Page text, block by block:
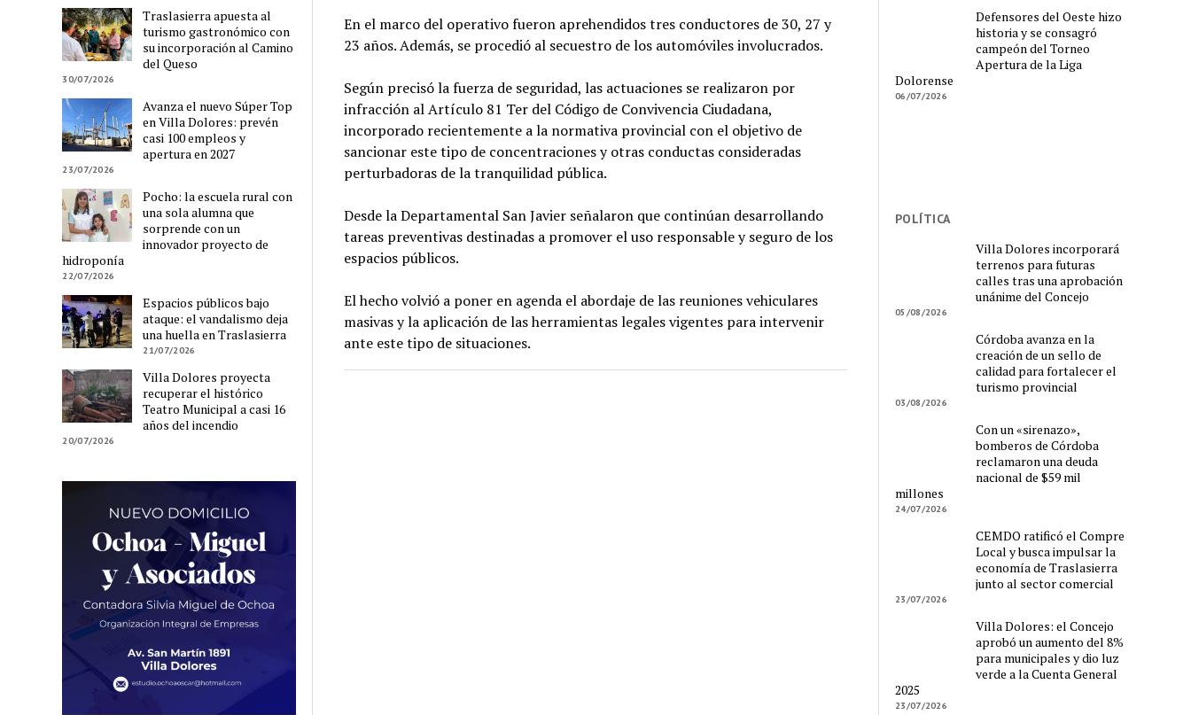
Traslasierra apuesta al
turismo gastronómico con
su incorporación al Camino
del Queso
30/07/2026
Avanza el nuevo Súper Top
en Villa Dolores: prevén
casi 100 empleos y
apertura en 2027
23/07/2026
Pocho: la escuela rural con
una sola alumna que
sorprende con un
innovador proyecto de
hidroponía
22/07/2026
Espacios públicos bajo
ataque: el vandalismo deja
una huella en Traslasierra
21/07/2026
Villa Dolores proyecta
recuperar el histórico
Teatro Municipal a casi 16
años del incendio
20/07/2026
En el marco del operativo fueron aprehendidos tres conductores de 30, 27 y
23 años. Además, se procedió al secuestro de los automóviles involucrados.
Según precisó la fuerza de seguridad, las actuaciones se realizaron por
infracción al Artículo 81 Ter del Código de Convivencia Ciudadana,
incorporado recientemente a la normativa provincial con el objetivo de
sancionar este tipo de concentraciones y otras conductas consideradas
perturbadoras de la tranquilidad pública.
Desde la Departamental San Javier señalaron que continúan desarrollando
tareas preventivas destinadas a promover el uso responsable y seguro de los
espacios públicos.
El hecho volvió a poner en agenda el abordaje de las reuniones vehiculares
masivas y la aplicación de las herramientas legales vigentes para intervenir
ante este tipo de situaciones.
Defensores del Oeste hizo
historia y se consagró
campeón del Torneo
Apertura de la Liga
Dolorense
06/07/2026
POLÍTICA
Villa Dolores incorporará
terrenos para futuras
calles tras una aprobación
unánime del Concejo
05/08/2026
Córdoba avanza en la
creación de un sello de
calidad para fortalecer el
turismo provincial
03/08/2026
Con un «sirenazo»,
bomberos de Córdoba
reclamaron una deuda
nacional de $59 mil
millones
24/07/2026
CEMDO ratificó el Compre
Local y busca impulsar la
economía de Traslasierra
junto al sector comercial
23/07/2026
Villa Dolores: el Concejo
aprobó un aumento del 8%
para municipales y dio luz
verde a la Cuenta General
2025
23/07/2026